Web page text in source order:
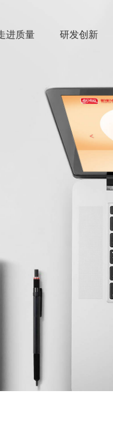
进质量 研发创新